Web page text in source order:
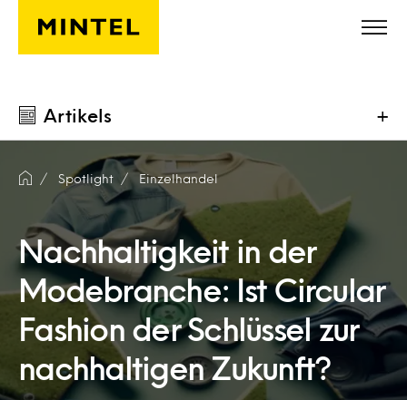
Skip to main content
Artikels +
Spotlight Einzelhandel
Nachhaltigkeit in der
Modebranche: Ist Circular
Fashion der Schlüssel zur
nachhaltigen Zukunft?